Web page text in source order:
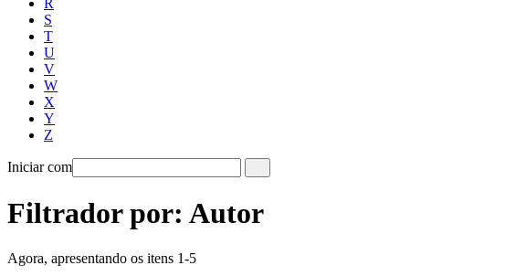
S
T
U
V
W
X
Y
Z
Iniciar com
Filtrador por: Autor
Agora, apresentando os itens 1-5